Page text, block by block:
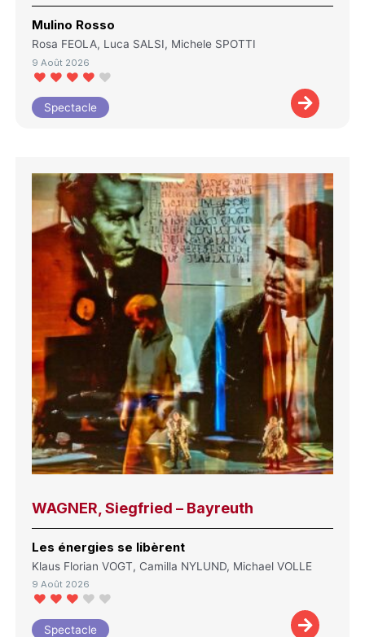
Mulino Rosso
Rosa FEOLA, Luca SALSI, Michele SPOTTI
9 Août 2026
Spectacle
WAGNER, Siegfried – Bayreuth
Les énergies se libèrent
Klaus Florian VOGT, Camilla NYLUND, Michael VOLLE
9 Août 2026
Spectacle